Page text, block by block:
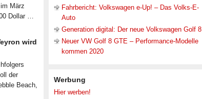
März
Dollar …
wird
der
Beach,
Fahrbericht: Volkswagen e-Up! – Das Volks-E-
Auto
Generation digital: Der neue Volkswagen Golf 8
Neuer VW Golf 8 GTE – Performance-Modelle
kommen 2020
Werbung
Hier werben!